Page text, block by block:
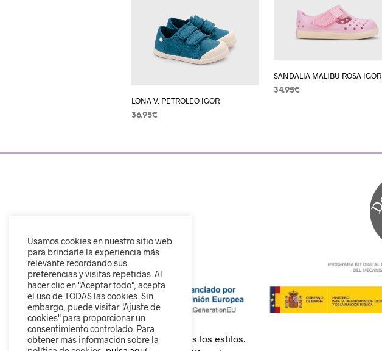
LONA V. PETROLEO IGOR
36.95€
SANDALIA MALIBU ROSA IGOR
34.95€
Calzado cómodo, moderno y para todos los estilos.
Usamos cookies en nuestro sitio web
para brindarle la experiencia más
relevante recordando sus
preferencias y visitas repetidas. Al
hacer clic en "Aceptar todo", acepta
el uso de TODAS las cookies. Sin
embargo, puede visitar "Ajuste de
cookies" para proporcionar un
consentimiento controlado. Para
obtener más información sobre la